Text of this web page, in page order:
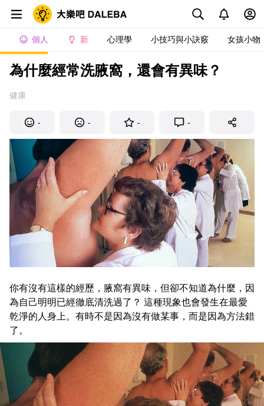
個人 新 心理學 小技巧與小訣竅 女孩小物
為什麼經常洗腋窩，還會有異味？
健康
- - - -
你有沒有這樣的經歷，腋窩有異味，但卻不知道為什麼，因
為自己明明已經徹底清洗過了？ 這種現象也會發生在最愛
乾淨的人身上。有時不是因為沒有做某事，而是因為方法錯
了。